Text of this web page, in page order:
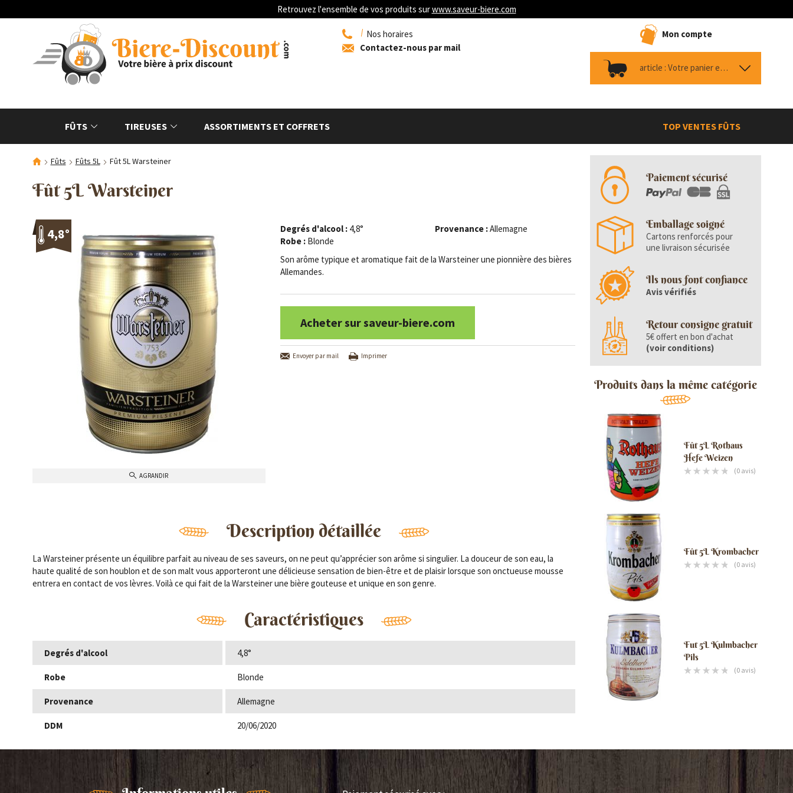
Retrouvez l'ensemble de vos produits surwww.saveur-biere.com
Nos horaires
Contactez-nous par mail
Mon compte
article : Votre panier est vide
FÛTS TIREUSES ASSORTIMENTS ET COFFRETS TOP VENTES FÛTS
Fûts Fûts 5L Fût 5L Warsteiner
Fût 5L Warsteiner
4,8°
AGRANDIR
Degrés d'alcool : 4,8°
Robe : Blonde
Provenance :Allemagne
Son arôme typique et aromatique fait de la Warsteiner une pionnière des bières
Allemandes.
Acheter sur saveur-biere.com
Envoyer par mail Imprimer
Paiement sécurisé
Emballage soigné
Cartons renforcés pour
une livraison sécurisée
Ils nous font confiance
Avis vérifiés
Retour consigne gratuit
5€ offert en bon d'achat
(voir conditions)
Produits dans la même catégorie
Fût 5L Rothaus
Hefe Weizen
(0 avis)
Fût 5L Krombacher
(0 avis)
Fut 5L Kulmbacher
Pils
(0 avis)
Description détaillée
La Warsteiner présente un équilibre parfait au niveau de ses saveurs, on ne peut qu’apprécier son arôme si singulier. La douceur de son eau, la
haute qualité de son houblon et de son malt vous apporteront une délicieuse sensation de bien-être et de plaisir lorsque son onctueuse mousse
entrera en contact de vos lèvres. Voilà ce qui fait de la Warsteiner une bière gouteuse et unique en son genre.
Caractéristiques
Degrés d'alcool 4,8°
Robe Blonde
Provenance Allemagne
DDM 20/06/2020